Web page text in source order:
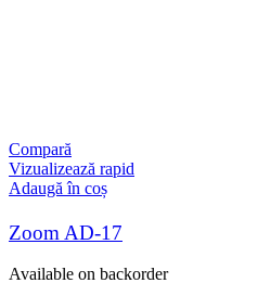
Compară
Vizualizează rapid
Adaugă în coș
Zoom AD-17
Available on backorder